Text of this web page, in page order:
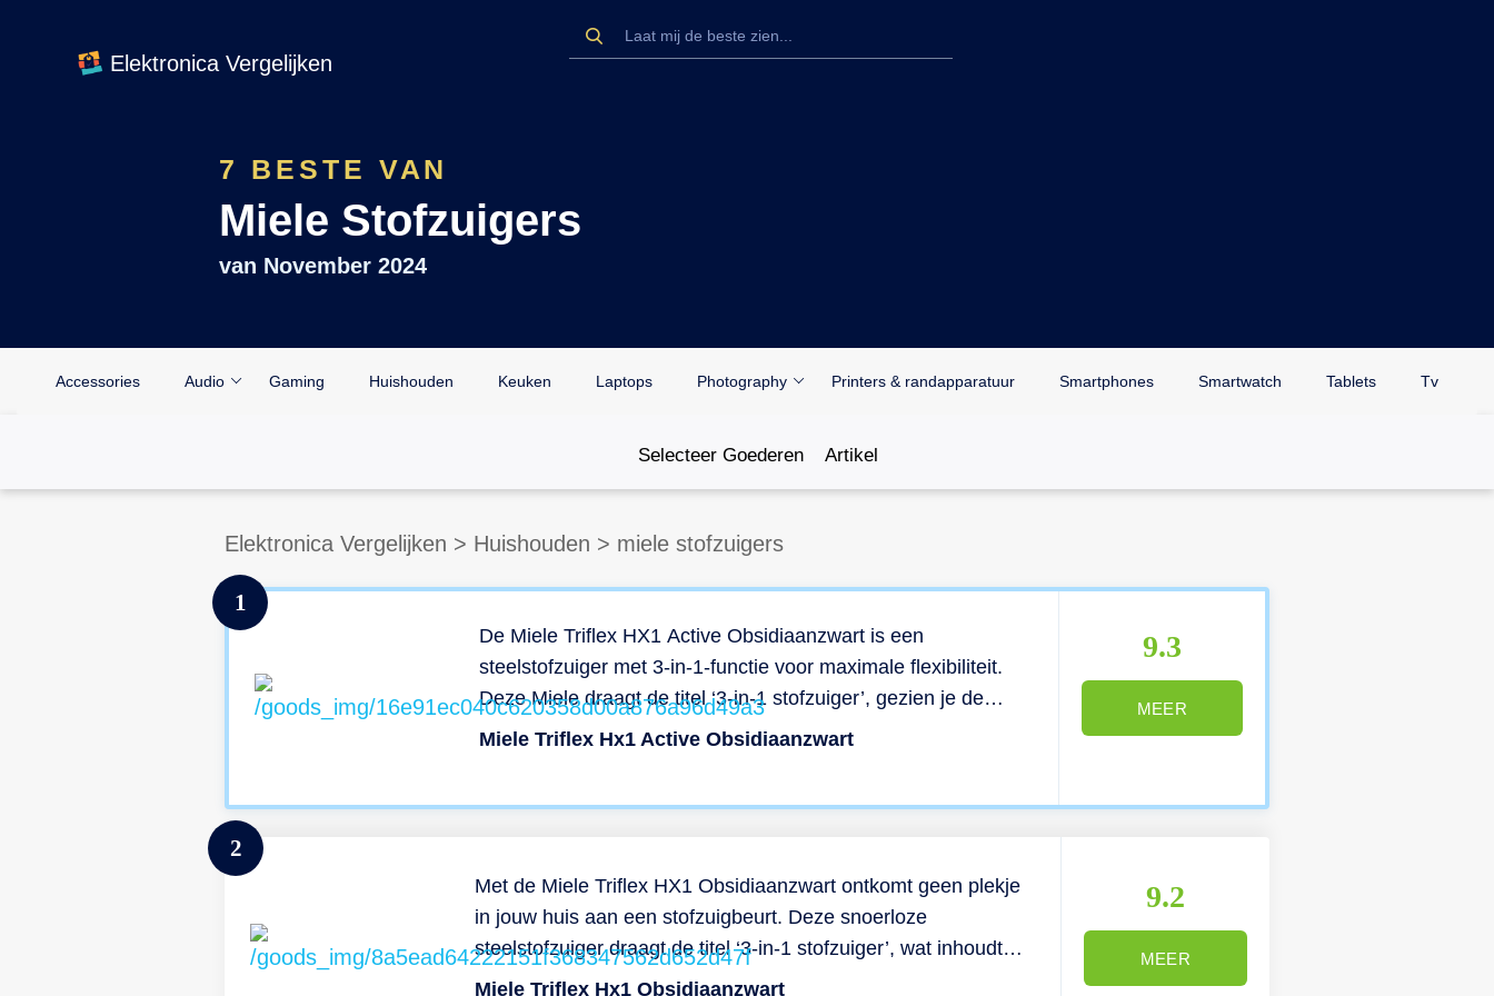
Elektronica Vergelijken
7 BESTE VAN
Miele Stofzuigers
van November 2024
Accessories Audio Gaming Huishouden Keuken Laptops Photography Printers & randapparatuur Smartphones Smartwatch Tablets Tv
Selecteer Goederen Artikel
Elektronica Vergelijken > Huishouden > miele stofzuigers
1
De Miele Triflex HX1 Active Obsidiaanzwart is een
steelstofzuiger met 3-in-1-functie voor maximale flexibiliteit.
Deze Miele draagt de titel ‘3-in-1 stofzuiger’, gezien je de
stofzuiger in een paar stappen transformeert tot een andere
beschikt; een motorfilter zodat vuil- en stofdeeltjes niet in de
motor terecht komen en de motor beschadigen, en een
Hygiene Lifetime-filter dat zorgt voor een schonere
uitblaaslucht. Verder heeft de stofzuiger een geluidsniveau
Miele Triflex Hx1 Active Obsidiaanzwart
9.3
MEER
2
Met de Miele Triflex HX1 Obsidiaanzwart ontkomt geen plekje
in jouw huis aan een stofzuigbeurt. Deze snoerloze
steelstofzuiger draagt de titel ‘3-in-1 stofzuiger’, wat inhoudt
dat je de stofzuiger in een paar stappen transformeert tot een
Miele Triflex Hx1 Obsidiaanzwart
9.2
MEER